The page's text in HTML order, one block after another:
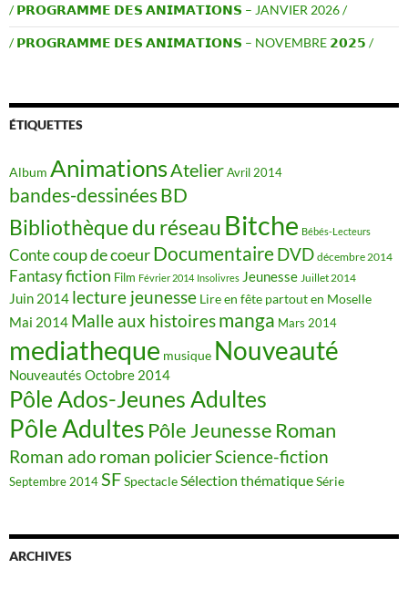
/ 𝗣𝗥𝗢𝗚𝗥𝗔𝗠𝗠𝗘 𝗗𝗘𝗦 𝗔𝗡𝗜𝗠𝗔𝗧𝗜𝗢𝗡𝗦 – JANVIER 2026 /
/ 𝗣𝗥𝗢𝗚𝗥𝗔𝗠𝗠𝗘 𝗗𝗘𝗦 𝗔𝗡𝗜𝗠𝗔𝗧𝗜𝗢𝗡𝗦 – NOVEMBRE 𝟮𝟬𝟮𝟱 /
ÉTIQUETTES
Album AnimationsAtelierAvril 2014
bandes-dessinéesBD
Bibliothèque du réseau Bitche Bébés-Lecteurs
Contecoup de coeurDocumentaireDVD décembre 2014
Fantasyfiction Film Février 2014 Insolivres Jeunesse Juillet 2014
Juin 2014 lecture jeunesse Lire en fête partout en Moselle
Mai 2014 Malle aux histoiresmanga Mars 2014
mediatheque musique Nouveauté
Nouveautés Octobre 2014
Pôle Ados-Jeunes Adultes
Pôle Adultes Pôle Jeunesse Roman
Roman ado roman policierScience-fiction
Septembre 2014SFSpectacleSélection thématiqueSérie
ARCHIVES